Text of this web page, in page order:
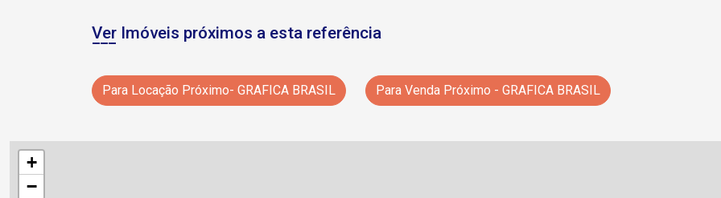
Ver Imóveis próximos a esta referência
Para Locação Próximo- GRAFICA BRASIL Para Venda Próximo - GRAFICA BRASIL
+
−